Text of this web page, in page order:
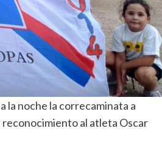
la noche la correcaminata a
reconocimiento al atleta Oscar